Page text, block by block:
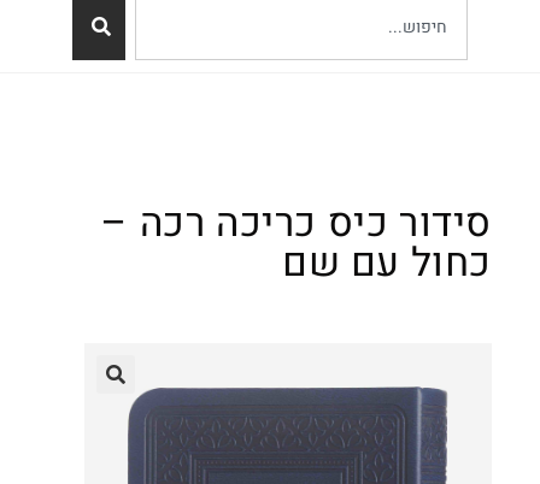
סידור כיס כריכה רכה –
כחול עם שם